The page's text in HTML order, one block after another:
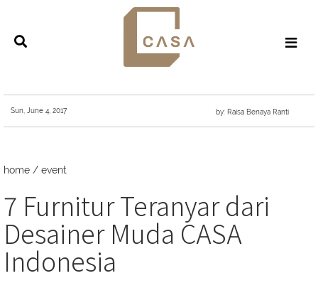
Sun, June 4, 2017 by: Raisa Benaya Ranti
home / event
7 Furnitur Teranyar dari
Desainer Muda CASA
Indonesia